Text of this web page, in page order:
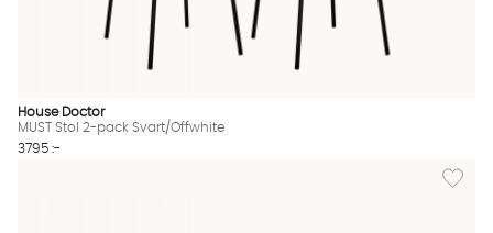
House Doctor
MUST Stol 2-pack Svart/Offwhite
3795 :-
Lägg